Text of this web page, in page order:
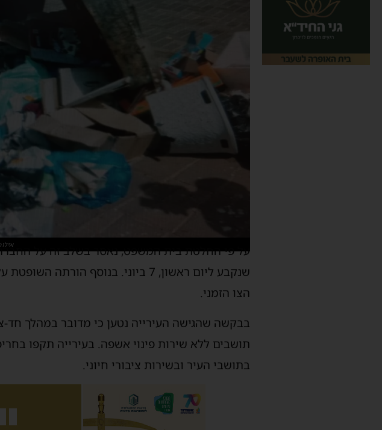
על פי החלטת בית המשפט, נאסר בשלב זה על החברה
הצו הזמני.
בבקשה שהגישה העירייה נטען כי מדובר במהלך
תושבים ללא שירות פינוי אשפה. בעירייה תקפו
בתושבי העיר ובשירות ציבורי חיוני.